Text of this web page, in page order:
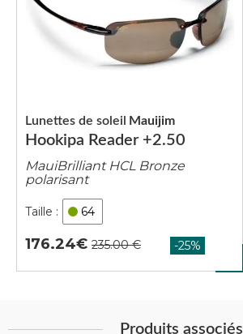
Hookipa Reader +2.50
Lunettes de soleil Mauijim
MauiBrilliant HCL Bronze
polarisant
64
176.24
Produits associés